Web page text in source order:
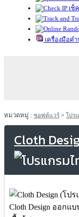
เช็
เครื่องมือค
หมวดหมู่ : ซอฟต์แวร์ > โปร
Cloth